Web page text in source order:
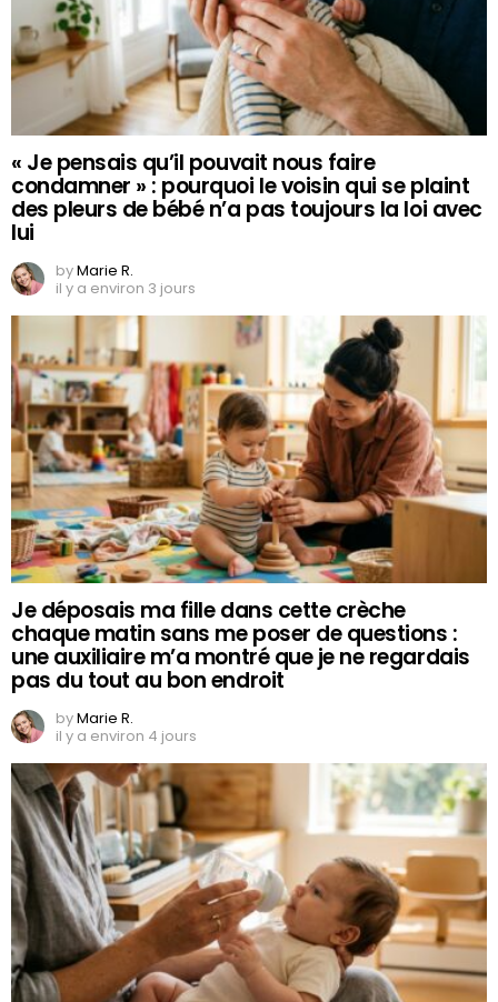
« Je pensais qu’il pouvait nous faire
condamner » : pourquoi le voisin qui se plaint
des pleurs de bébé n’a pas toujours la loi avec
lui
byMarie R.
il y a environ 3 jours
Je déposais ma fille dans cette crèche
chaque matin sans me poser de questions :
une auxiliaire m’a montré que je ne regardais
pas du tout au bon endroit
byMarie R.
il y a environ 4 jours